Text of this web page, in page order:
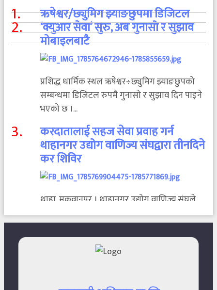
1. ऋषेश्वर/छ्युमिग झ्याङछुपमा डिजिटल
‘क्युआर सेवा’ सुरु, अब गुनासो र सुझाव
मोबाइलबाटै
प्रशिद्ध धार्मिक स्थल ऋषेश्वर÷छ्युमिग झ्याङछुपको
सम्बन्धमा डिजिटल रुपमै गुनासो र सुझाव दिन पाइने
भएको छ ।...
2.
करदातालाई सहज सेवा प्रवाह गर्न
थाहानगर उद्योग वाणिज्य संघद्वारा तीनदिने
कर शिविर
थाहा, मकवानपुर । थाहानगर उद्योग वाणिज्य संघले
उद्योगी, व्यवसायी तथा करदातालाई सहज, छिटो र
प्रभावकारी सेवा प्रदान...
3.
पालुङबाट तरकारी लिएर वीरगञ्ज जाँदै
4.